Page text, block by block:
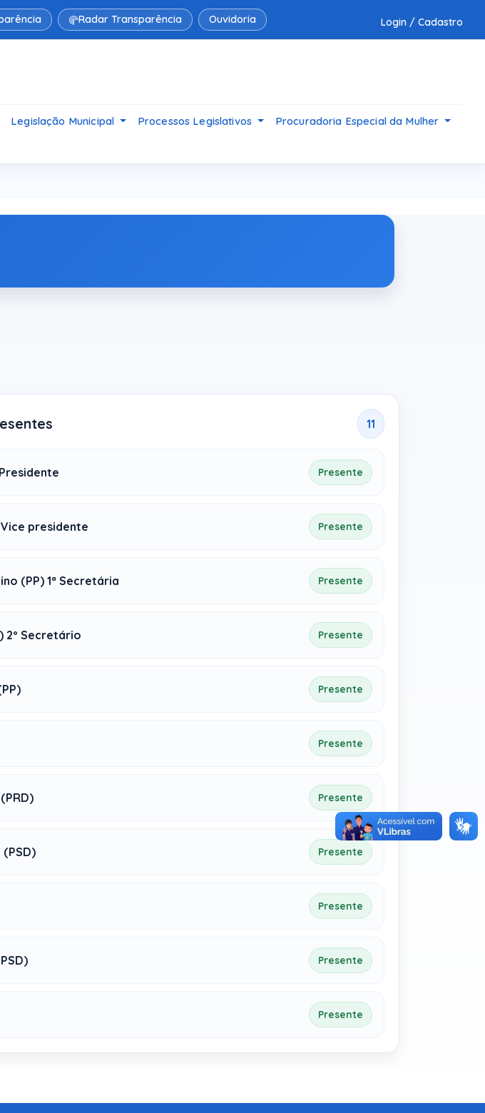
Radar Transparência Ouvidoria Login / Cadastro
Legislação Municipal Processos Legislativos
Procuradoria Especial da Mulher
11
Presente
presidente Presente
(PP) 1ª Secretária Presente
2º Secretário Presente
Presente
Presente
Presente
Presente
Presente
Presente
Presente